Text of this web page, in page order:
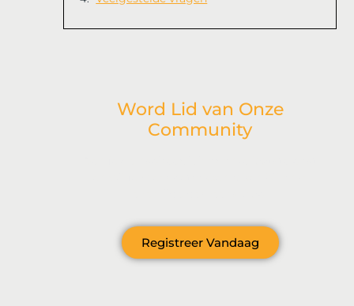
Word Lid van Onze
Community
Registreer Vandaag